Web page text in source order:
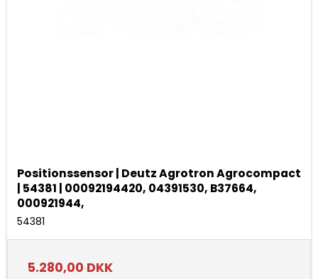
Positionssensor | Deutz Agrotron Agrocompact
| 54381 | 00092194420, 04391530, B37664,
000921944,
54381
5.280,00 DKK